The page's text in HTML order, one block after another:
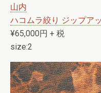
山内
ハコムラ絞り ジップア
¥65,000円 + 税
size:2